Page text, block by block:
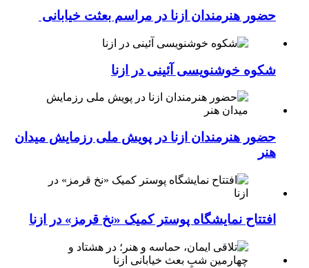
حضور هنرمندان ازنا در مراسم بعثت خیابانی
شکوه خوشنویسی آئینی در ازنا
حضور هنرمندان ازنا در پویش ملی رزمایش میدان
هنر
افتتاح نمایشگاه پوستر کمیک «نخ قرمز» در ازنا